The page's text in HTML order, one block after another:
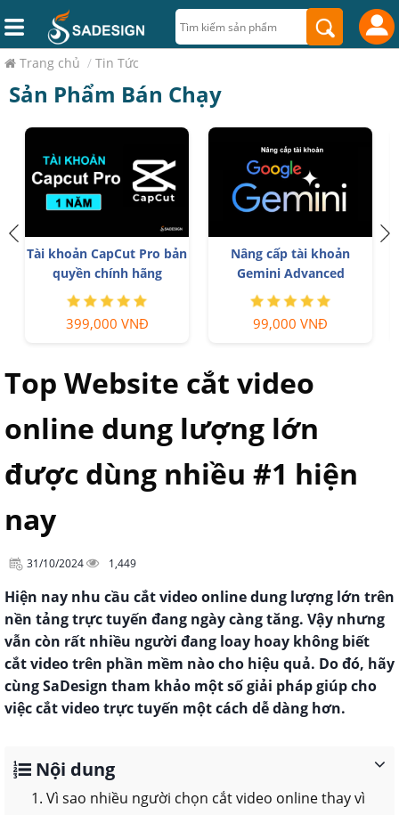
Trang chủ / Tin Tức
Sản Phẩm Bán Chạy
Tài khoản CapCut Pro bản
quyền chính hãng
399,000 VNĐ
Nâng cấp tài khoản
Gemini Advanced
99,000 VNĐ
Top Website cắt video
online dung lượng lớn
được dùng nhiều #1 hiện
nay
31/10/2024 1,449
Hiện nay nhu cầu cắt video online dung lượng lớn trên
nền tảng trực tuyến đang ngày càng tăng. Vậy nhưng
vẫn còn rất nhiều người đang loay hoay không biết
cắt video trên phần mềm nào cho hiệu quả. Do đó, hãy
cùng SaDesign tham khảo một số giải pháp giúp cho
việc cắt video trực tuyến một cách dễ dàng hơn.
Nội dung
1. Vì sao nhiều người chọn cắt video online thay vì